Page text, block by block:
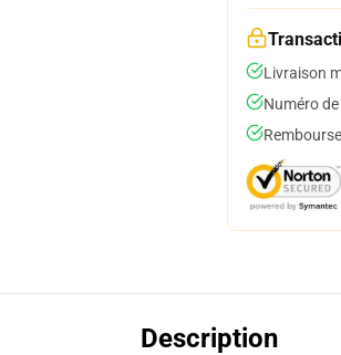
Livraison
Numéro
Description